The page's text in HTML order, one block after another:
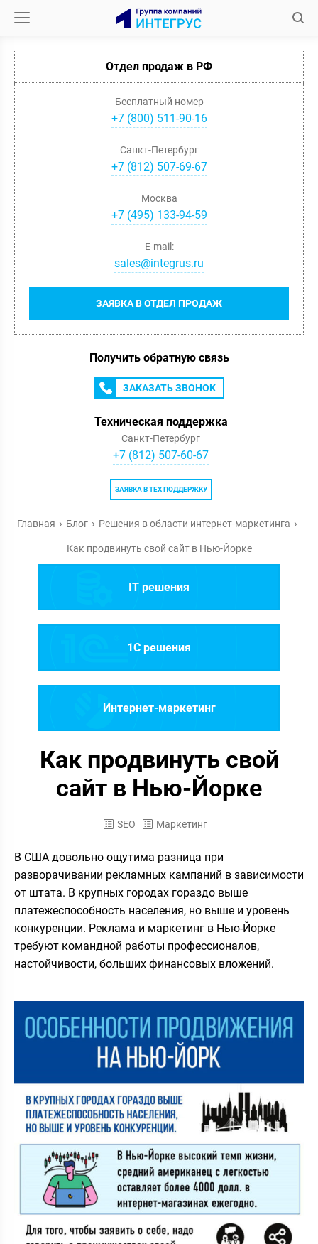
Отдел продаж в РФ
Бесплатный номер
+7 (800) 511-90-16
Санкт-Петербург
+7(812) 507-69-67
Москва
+7(495) 133-94-59
ЗАЯВКА В ОТДЕЛ ПРОДАЖ
E-mail:
sales@integrus.ru
Получить обратную связь
ЗАКАЗАТЬ ЗВОНОК
Техническая поддержка
Санкт-Петербург
+7 (812) 507-60-67
ЗАЯВКА В ТЕХ ПОДДЕРЖКУ
Главная Блог Решения в области интернет-маркетинга
Как продвинуть свой сайт в Нью-Йорке
IT решения
1C решения
Интернет-маркетинг
Как продвинуть свой
сайт в Нью-Йорке
SEO Маркетинг
В США довольно ощутима разница при
разворачивании рекламных кампаний в зависимости
от штата. В крупных городах гораздо выше
платежеспособность населения, но выше и уровень
конкуренции. Реклама и маркетинг в Нью-Йорке
требуют командной работы профессионалов,
настойчивости, больших финансовых вложений.